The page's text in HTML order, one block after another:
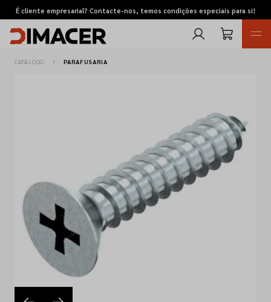
É cliente empresarial? Contacte-nos, temos condições especiais para si!
Pedidos de cotação
Marcas
Favoritos
Empresa
CATÁLOGO PARAFUSARIA